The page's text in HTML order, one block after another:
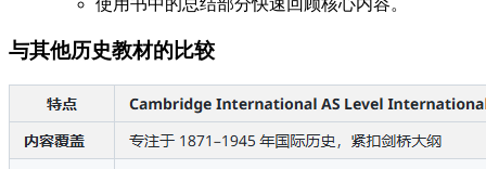
与其他历史教材的比较